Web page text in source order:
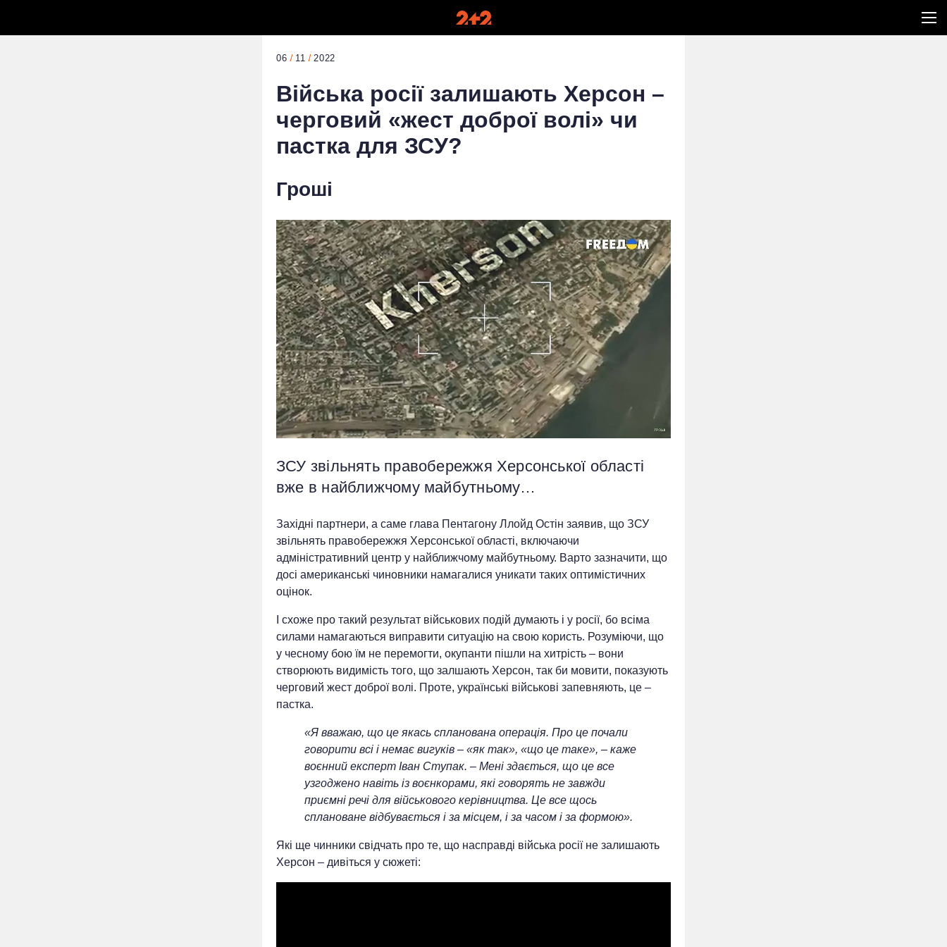
06 11 2022
Війська росії залишають Херсон –
черговий «жест доброї волі» чи
пастка для ЗСУ?
Гроші
ЗСУ звільнять правобережжя Херсонської області
вже в найближчому майбутньому…
Західні партнери, а саме глава Пентагону Ллойд Остін заявив, що ЗСУ
звільнять правобережжя Херсонської області, включаючи
адміністративний центр у найближчому майбутньому. Варто зазначити, що
досі американські чиновники намагалися уникати таких оптимістичних
оцінок.
І схоже про такий результат військових подій думають і у росії, бо всіма
силами намагаються виправити ситуацію на свою користь. Розуміючи, що
у чесному бою їм не перемогти, окупанти пішли на хитрість – вони
створюють видимість того, що залшають Херсон, так би мовити, показують
черговий жест доброї волі. Проте, українські військові запевняють, це –
пастка.
«Я вважаю, що це якась спланована операція. Про це почали
говорити всі і немає вигуків – «як так», «що це таке», – каже
воєнний експерт Іван Ступак. – Мені здається, що це все
узгоджено навіть із воєнкорами, які говорять не завжди
приємні речі для військового керівництва. Це все щось
сплановане відбувається і за місцем, і за часом і за формою».
Які ще чинники свідчать про те, що насправді війська росії не залишають
Херсон – дивіться у сюжеті: